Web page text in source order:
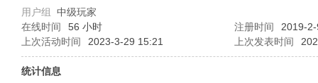
用户组 中级玩家
在线时间
56 小时 注册时间
2019-
上次活动时间
2023-3-29 15:21 上次发表时间
统计信息